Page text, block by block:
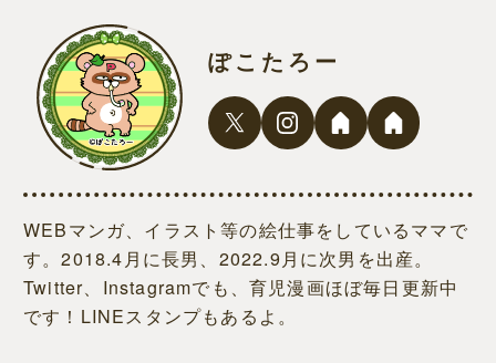
ぽこたろー
WEBマンガ、イラスト等の絵仕事をしているママで
す。2018.4月に長男、2022.9月に次男を出産。
Twitter、Instagramでも、育児漫画ほぼ毎日更新中
です！LINEスタンプもあるよ。